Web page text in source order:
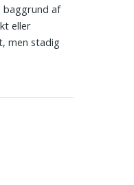
baggrund af
eller
men stadig